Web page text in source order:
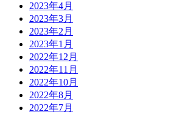
2023年4月
2023年3月
2023年2月
2023年1月
2022年12月
2022年11月
2022年10月
2022年8月
2022年7月